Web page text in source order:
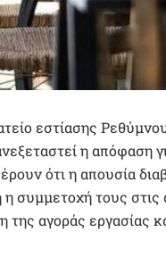
εστίασης
η απόφαση
ότι η απουσία
η συμμετοχή τους
της αγοράς εργασίας